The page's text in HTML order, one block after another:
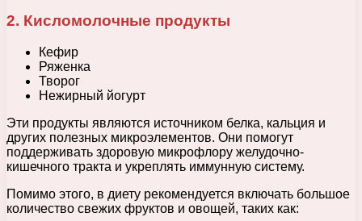
2. Кисломолочные продукты
Кефир
Ряженка
Творог
Нежирный йогурт
Эти продукты являются источником белка, кальция и
других полезных микроэлементов. Они помогут
поддерживать здоровую микрофлору желудочно-
кишечного тракта и укреплять иммунную систему.
Помимо этого, в диету рекомендуется включать большое
количество свежих фруктов и овощей, таких как: